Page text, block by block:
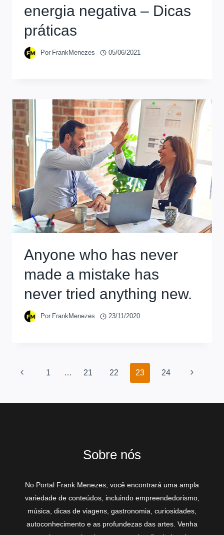
energia negativa – Dicas
práticas
Por FrankMenezes 05/06/2021
Anyone who has never
made a mistake has
never tried anything new.
Por FrankMenezes 23/11/2020
1 … 21 22 23 24
Sobre nós
No Portal Frank Menezes, você encontrará uma ampla
variedade de conteúdos, incluindo empreendedorismo,
música, dicas de viagens, gastronomia, curiosidades,
autoconhecimento e as profundezas das artes. Venha